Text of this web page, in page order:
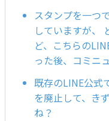
スタンプを一つ
していますが、
ど、こちらの
った後、コミニ
既存のLINE公式
を廃止して、き
ね？